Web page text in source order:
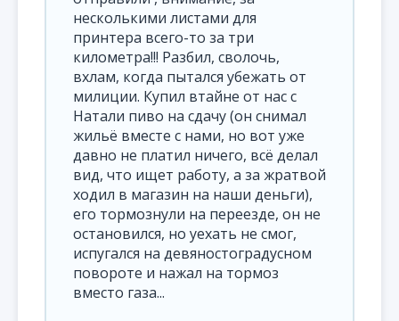
несколькими листами для
принтера всего-то за три
километра!!! Разбил, сволочь,
вхлам, когда пытался убежать от
милиции. Купил втайне от нас с
Натали пиво на сдачу (он снимал
жильё вместе с нами, но вот уже
давно не платил ничего, всё делал
вид, что ищет работу, а за жратвой
ходил в магазин на наши деньги),
его тормознули на переезде, он не
остановился, но уехать не смог,
испугался на девяностоградусном
повороте и нажал на тормоз
вместо газа...